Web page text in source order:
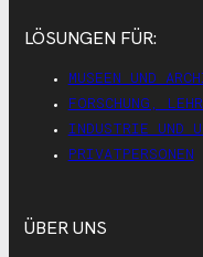
LÖSUNGEN FÜR:
MUSEEN UND
FORSCHUNG,
INDUSTRIE UND
PRIVATPERSONEN
ÜBER UNS